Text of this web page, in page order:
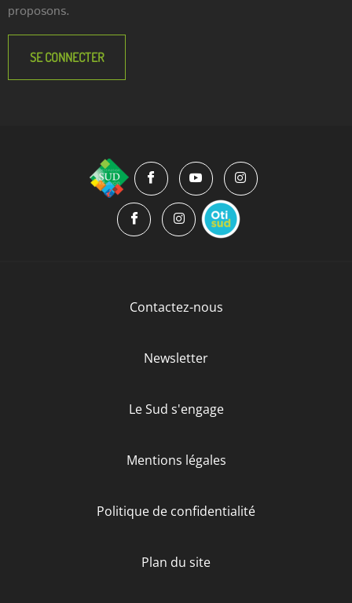
proposons.
SE CONNECTER
Contactez-nous
Newsletter
Le Sud s'engage
Mentions légales
Politique de confidentialité
Plan du site